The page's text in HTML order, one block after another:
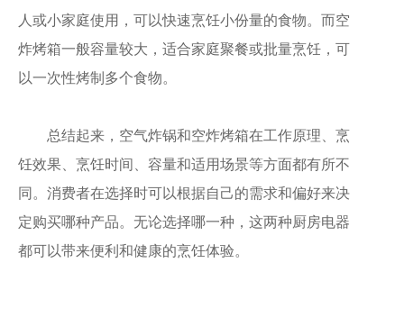
人或小家庭使用，可以快速烹饪小份量的食物。而空
炸烤箱一般容量较大，适合家庭聚餐或批量烹饪，可
以一次性烤制多个食物。
总结起来，空气炸锅和空炸烤箱在工作原理、烹
饪效果、烹饪时间、容量和适用场景等方面都有所不
同。消费者在选择时可以根据自己的需求和偏好来决
定购买哪种产品。无论选择哪一种，这两种厨房电器
都可以带来便利和健康的烹饪体验。